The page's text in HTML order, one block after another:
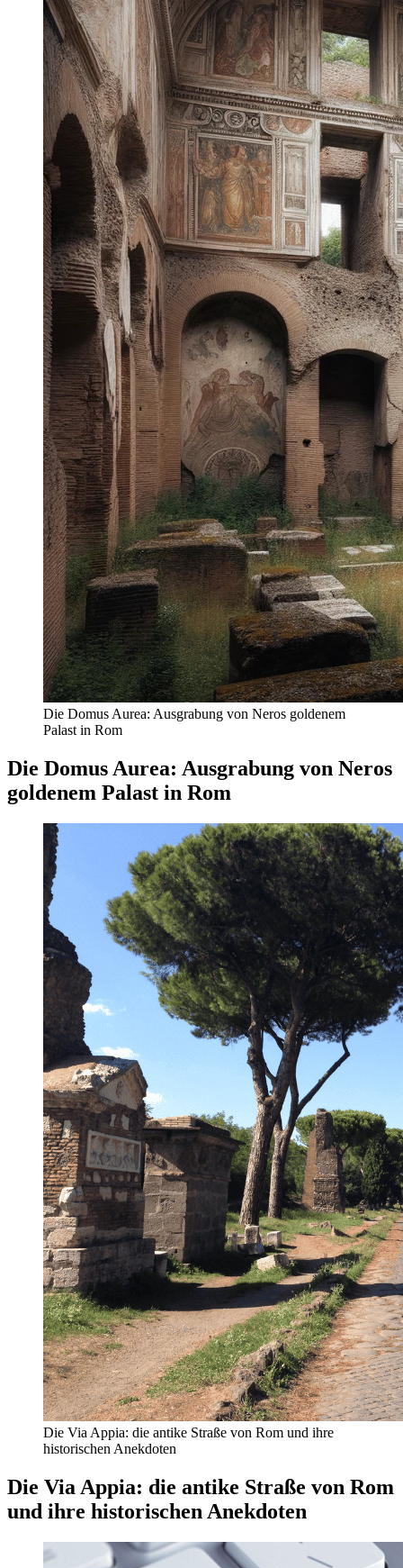
Die Domus Aurea: Ausgrabung von Neros goldenem
Palast in Rom
Die Domus Aurea: Ausgrabung von Neros
goldenem Palast in Rom
Die Via Appia: die antike Straße von Rom und ihre
historischen Anekdoten
Die Via Appia: die antike Straße von Rom
und ihre historischen Anekdoten